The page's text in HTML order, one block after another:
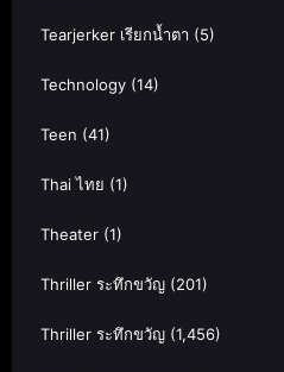
Tearjerker เรียกน้ำตา (5)
Technology (14)
Teen (41)
Thai ไทย (1)
Theater (1)
Thriller ระทึกขวัญ (201)
Thriller ระทึกขวัญ (1,456)